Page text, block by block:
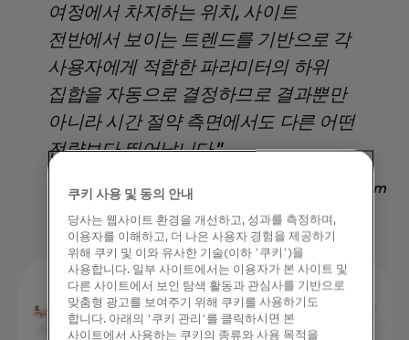
여정에서 차지하는 위치, 사이트
전반에서 보이는 트렌드를 기반으로 각
사용자에게 적합한 파라미터의 하위
집합을 자동으로 결정하므로 결과뿐만
아니라 시간 절약 측면에서도 다른 어떤
전략보다 뛰어납니다".
Nadav Yekutiel, Head of Data, GlassesUSA.com
쿠키 사용 및 동의 안내
당사는 웹사이트 환경을 개선하고, 성과를 측정하며,
이용자를 이해하고, 더 나은 사용자 경험을 제공하기
위해 쿠키 및 이와 유사한 기술(이하 '쿠키')을
사용합니다. 일부 사이트에서는 이용자가 본 사이트 및
다른 사이트에서 보인 탐색 활동과 관심사를 기반으로
맞춤형 광고를 보여주기 위해 쿠키를 사용하기도
합니다. 아래의 '쿠키 관리'를 클릭하시면 본
사이트에서 사용하는 쿠키의 종류와 사용 목적을